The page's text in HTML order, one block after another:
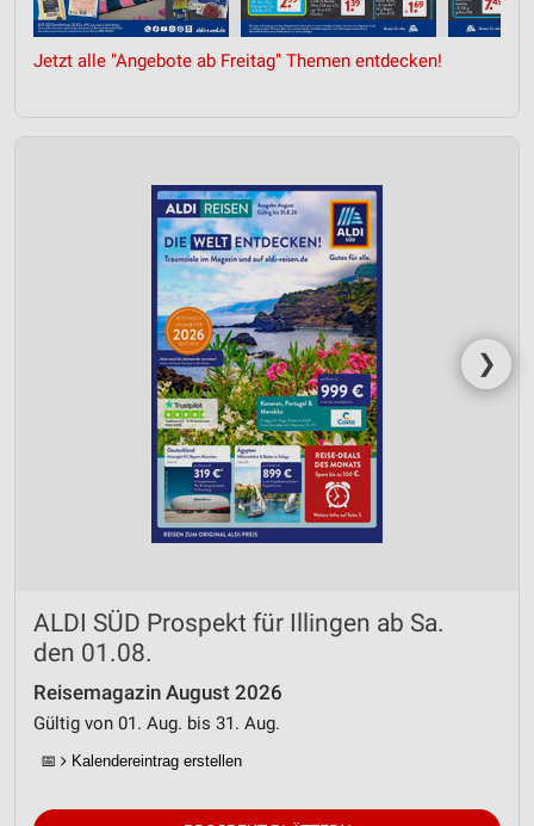
Jetzt alle "Angebote ab Freitag" Themen entdecken!
❯
ALDI SÜD Prospekt für Illingen ab Sa.
den 01.08.
Reisemagazin August 2026
Gültig von 01. Aug. bis 31. Aug.
📅 Kalendereintrag erstellen
Speichern von oder Zugriff auf Informationen
auf einem Endgerät
Verwendung von Profilen zur Auswahl
personalisierter Werbung
Erstellung von Profilen zur Personalisierung
Verwendung von Profilen zur Auswahl
personalisierter Inhalte
Messung der Werbeleistung
Messung der Performance von Inhalten
Analyse von Zielgruppen durch Statistiken oder
Kombinationen von Daten aus verschiedenen
Entwicklung und Verbesserung der Angebote
Verwendung reduzierter Daten zur Auswahl von
Inhalten
IAB-Besonderheiten:
Verwendung genauer Standortdaten
Geräte anhand von aktiv angeforderten